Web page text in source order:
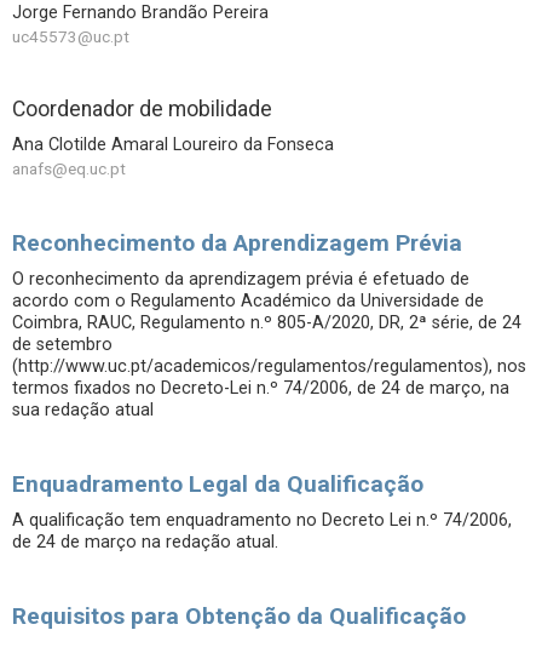
Jorge Fernando Brandão Pereira
uc45573@uc.pt
Coordenador de mobilidade
Ana Clotilde Amaral Loureiro da Fonseca
anafs@eq.uc.pt
Reconhecimento da Aprendizagem Prévia
O reconhecimento da aprendizagem prévia é efetuado de
acordo com o Regulamento Académico da Universidade de
Coimbra, RAUC, Regulamento n.º 805-A/2020, DR, 2ª série, de 24
de setembro
(http://www.uc.pt/academicos/regulamentos/regulamentos), nos
termos fixados no Decreto-Lei n.º 74/2006, de 24 de março, na
sua redação atual
Enquadramento Legal da Qualificação
A qualificação tem enquadramento no Decreto Lei n.º 74/2006,
de 24 de março na redação atual.
Requisitos para Obtenção da Qualificação